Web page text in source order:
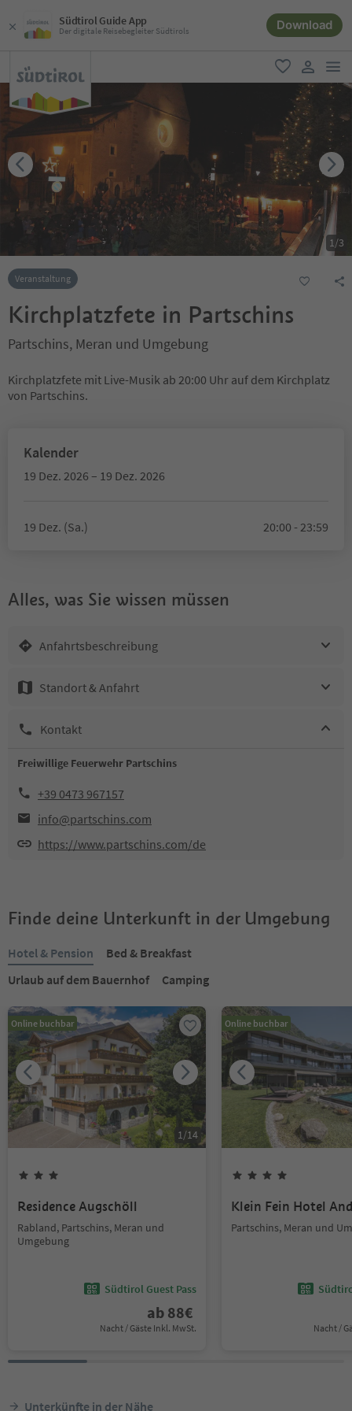
Südtirol Guide App
Der digitale Reisebegleiter Südtirols Download
favorit
user link
1/3
Veranstaltung
Kirchplatzfete in Partschins
Partschins, Meran und Umgebung
Kirchplatzfete mit Live-Musik ab 20:00 Uhr auf dem Kirchplatz
von Partschins.
Kalender
19 Dez. 2026 – 19 Dez. 2026
19 Dez. (Sa.) 20:00 - 23:59
Alles, was Sie wissen müssen
Anfahrtsbeschreibung
Standort & Anfahrt
Kontakt
Freiwillige Feuerwehr Partschins
+39 0473 967157
info@partschins.com
https://www.partschins.com/de
Finde deine Unterkunft in der Umgebung
Hotel & Pension
Bed & Breakfast
Urlaub auf dem Bauernhof
Camping
Online buchbar
1/14
Residence Augschöll
Rabland, Partschins, Meran und
Umgebung
Südtirol Guest Pass
ab 88€
Nacht / Gäste Inkl. MwSt.
Online buchbar
Klein Fein Hotel
Partschins, Meran und
Nacht /
Unterkünfte in der Nähe